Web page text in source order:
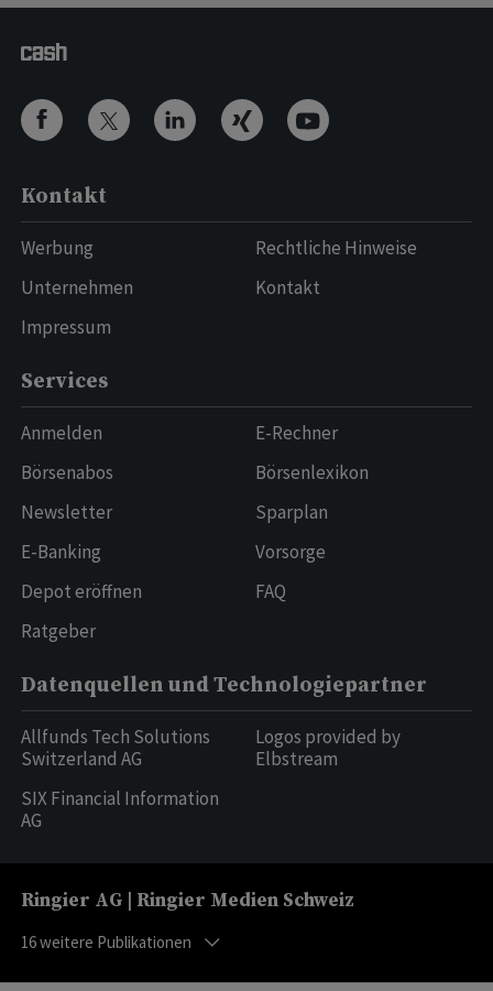
Kontakt
Werbung
Unternehmen
Impressum
Rechtliche Hinweise
Kontakt
Services
Anmelden
Börsenabos
Newsletter
E-Banking
Depot eröffnen
Ratgeber
E-Rechner
Börsenlexikon
Sparplan
Vorsorge
FAQ
Datenquellen und Technologiepartner
Allfunds Tech Solutions
Switzerland AG
SIX Financial Information
AG
Logos provided by
Elbstream
Ringier AG | Ringier Medien Schweiz
16weitere Publikationen